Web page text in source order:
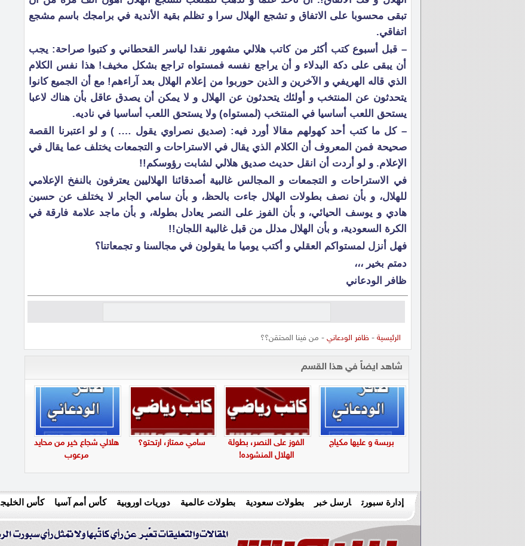
تبقى محسوبا على الاتفاق و تشجع الهلال سرا و تظلم بقية الأندية في برامجك باسم مشجع
اتفاقي.
– قبل أسبوع كتب أكثر من كاتب هلالي مشهور نقدا لياسر القحطاني و كتبوا صراحة: يجب
أن يبقى على دكة البدلاء و أن يراجع نفسه فمستواه تراجع بشكل مخيف! هذا نفس الكلام
الذي قاله الهريفي و الآخرين و الذين حوربوا من إعلام الهلال بعد آراءهم! مع أن الجميع كانوا
يتحدثون عن المنتخب و أولئك يتحدثون عن الهلال و لا يمكن أن يصدق عاقل بأن هناك لاعبا
يستحق اللعب أساسيا في المنتخب (لمستواه) ولا يستحق اللعب أساسيا في ناديه.
– كل ما كتب أحد كهولهم مقالا أورد فيه: (صديق نصراوي يقول …. ) و لو اعتبرنا القصة
صحيحة فمن المعروف أن الكلام الذي يقال في الاستراحات و التجمعات يختلف عما يقال في
الإعلام. و لو أردت أن انقل حديث صديق هلالي لشابت رؤوسكم!!
في الاستراحات و التجمعات و المجالس غالبية أصدقائنا الهلاليين يعترفون بالنفخ الإعلامي
للهلال، و بأن نصف بطولات الهلال جاءت بالحظ، و بأن سامي الجابر لا يختلف عن حسين
هادي و يوسف الحيائي، و بأن الفوز على النصر يعادل بطولة، و بأن ماجد علامة فارقة في
الكرة السعودية، و بأن الهلال مدلل من قبل غالبية اللجان!!
فهل أنزل لمستواكم العقلي و أكتب يوميا ما يقولون في مجالسنا و تجمعاتنا؟
دمتم بخير ،،،
ظافر الودعاني
الرئيسية - ظافر الودعاني - من فينا المحتقن؟؟
شاهد ايضاً في هذا القسم
بربسة و عليها مكياج
الفوز على النصر، بطولة
الهلال المنشوده!
سامي ممتاز، ارتحتو؟
هلالي شجاع خير من محايد
مرعوب
إدارة سبورت ارسل خبر بطولات سعودية بطولات عالمية دوريات اوروبية كأس أمم آسيا كأس الخليج